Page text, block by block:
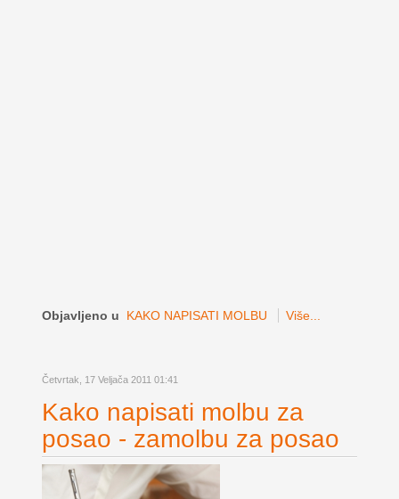
Objavljeno u KAKO NAPISATI MOLBU Više...
Četvrtak, 17 Veljača 2011 01:41
Kako napisati molbu za
posao - zamolbu za posao